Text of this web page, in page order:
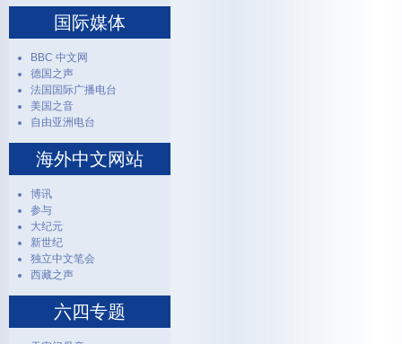
国际媒体
BBC 中文网
德国之声
法国国际广播电台
美国之音
自由亚洲电台
海外中文网站
博讯
参与
大纪元
新世纪
独立中文笔会
西藏之声
六四专题